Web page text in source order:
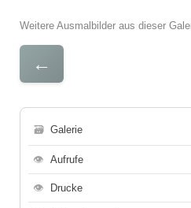
Weitere Ausmalbilder aus dieser
←
🗃 Galerie
👁 Aufrufe
👁 Drucke